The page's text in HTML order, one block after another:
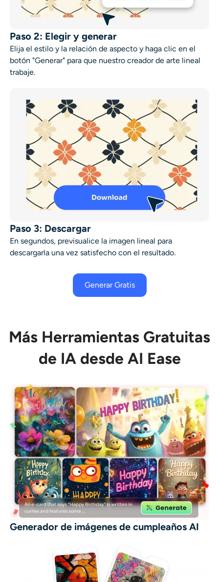
Paso 2: Elegir y generar
Elija el estilo y la relación de aspecto y haga clic en el
botón "Generar" para que nuestro creador de arte lineal
trabaje.
Paso 3: Descargar
En segundos, previsualice la imagen lineal para
descargarla una vez satisfecho con el resultado.
Generar Gratis
Más Herramientas Gratuitas
de IA desde AI Ease
Generador de imágenes de cumpleaños AI